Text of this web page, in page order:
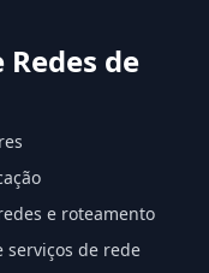
de
e roteamento
serviços de rede